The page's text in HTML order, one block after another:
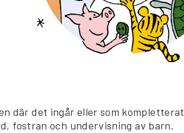
där det ingår eller som
fostran och undervisning av barn.